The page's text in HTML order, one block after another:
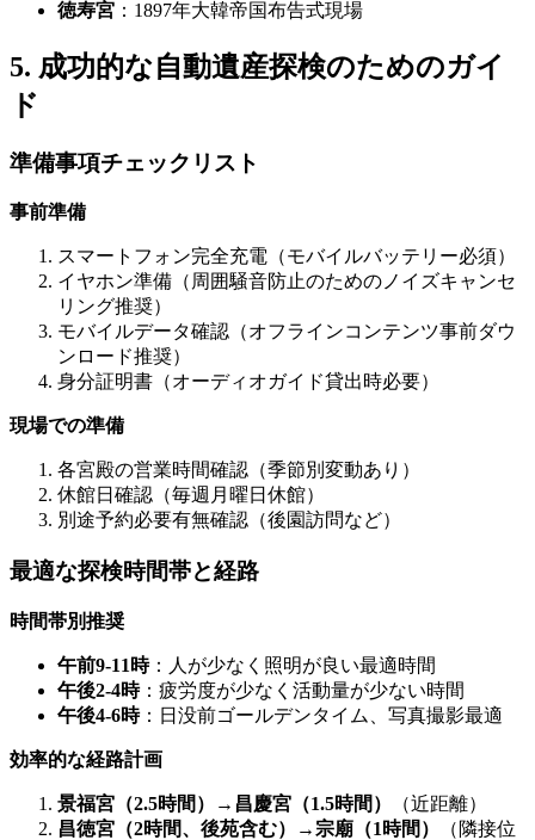
徳寿宮 ：1897年大韓帝国布告式現場
5. 成功的な自動遺産探検のためのガイ
ド
準備事項チェックリスト
事前準備
スマートフォン完全充電（モバイルバッテリー必須）
イヤホン準備（周囲騒音防止のためのノイズキャンセ
リング推奨）
モバイルデータ確認（オフラインコンテンツ事前ダウ
ンロード推奨）
身分証明書（オーディオガイド貸出時必要）
現場での準備
各宮殿の営業時間確認（季節別変動あり）
休館日確認（毎週月曜日休館）
別途予約必要有無確認（後園訪問など）
最適な探検時間帯と経路
時間帯別推奨
午前9-11時：人が少なく照明が良い最適時間
午後2-4時：疲労度が少なく活動量が少ない時間
午後4-6時：日没前ゴールデンタイム、写真撮影最適
効率的な経路計画
景福宮（2.5時間）→昌慶宮（1.5時間）
（近距離）
昌徳宮（2時間、後苑含む）→宗廟（1時間）
（隣接位